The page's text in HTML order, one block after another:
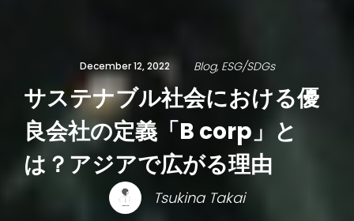
December 12, 2022 Blog ESG/SDGs
サステナブル社会における優
良会社の定義「B corp」と
は？アジアで広がる理由
Tsukina Takai